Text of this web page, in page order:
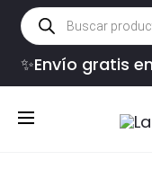
Búsqueda
de
productos
✨Envío gratis